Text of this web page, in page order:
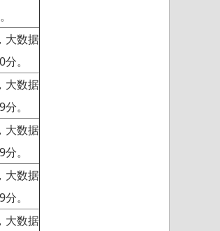
大数据
。
大数据
。
大数据
。
大数据
。
大数据